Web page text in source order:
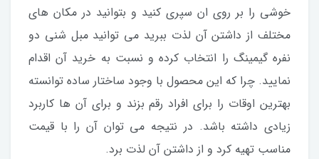
خوشی را بر روی ان سپری کنید و بتوانید در مکان های
مختلف از داشتن آن لذت ببرید می توانید مبل شنی دو
نفره گیمینگ را انتخاب کرده و نسبت به خرید آن اقدام
نمایید. چرا که این محصول با وجود ساختار ساده توانسته
بهترین اوقات را برای افراد رقم بزند و برای آن ها کاربرد
زیادی داشته باشد. در نتیجه می توان آن را با قیمت
مناسب تهیه کرد و از داشتن آن لذت برد.